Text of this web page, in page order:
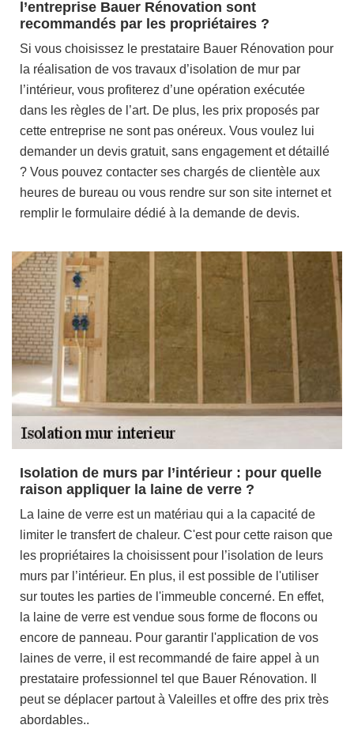
l’entreprise Bauer Rénovation sont
recommandés par les propriétaires ?
Si vous choisissez le prestataire Bauer Rénovation pour
la réalisation de vos travaux d’isolation de mur par
l’intérieur, vous profiterez d’une opération exécutée
dans les règles de l’art. De plus, les prix proposés par
cette entreprise ne sont pas onéreux. Vous voulez lui
demander un devis gratuit, sans engagement et détaillé
? Vous pouvez contacter ses chargés de clientèle aux
heures de bureau ou vous rendre sur son site internet et
remplir le formulaire dédié à la demande de devis.
Isolation de murs par l’intérieur : pour quelle
raison appliquer la laine de verre ?
La laine de verre est un matériau qui a la capacité de
limiter le transfert de chaleur. C'est pour cette raison que
les propriétaires la choisissent pour l’isolation de leurs
murs par l’intérieur. En plus, il est possible de l'utiliser
sur toutes les parties de l'immeuble concerné. En effet,
la laine de verre est vendue sous forme de flocons ou
encore de panneau. Pour garantir l'application de vos
laines de verre, il est recommandé de faire appel à un
prestataire professionnel tel que Bauer Rénovation. Il
peut se déplacer partout à Valeilles et offre des prix très
abordables..